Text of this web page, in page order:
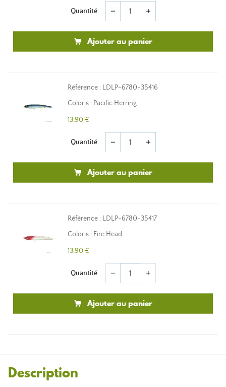
Quantité remove add
Ajouter au panier
Référence : LDLP-6780-35416
Coloris : Pacific Herring
13,90 €
Quantité remove add
Ajouter au panier
Référence : LDLP-6780-35417
Coloris : Fire Head
13,90 €
Quantité remove add
Ajouter au panier
Description